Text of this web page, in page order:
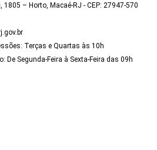
1805 – Horto, Macaé-RJ - CEP: 27947-570
Terças e Quartas às 10h
De Segunda-Feira à Sexta-Feira das 09h